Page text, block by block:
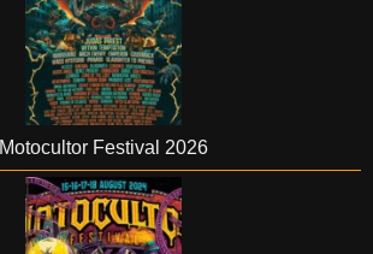
Motocultor Festival 2026